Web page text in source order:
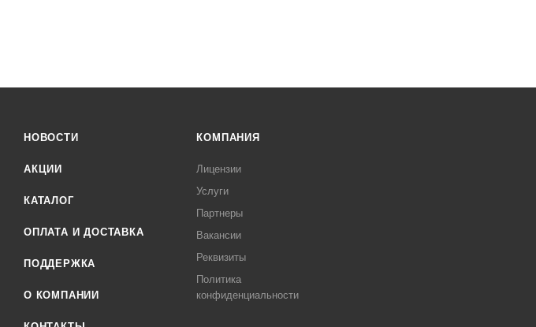
НОВОСТИ
АКЦИИ
КАТАЛОГ
ОПЛАТА И ДОСТАВКА
ПОДДЕРЖКА
О КОМПАНИИ
КОМПАНИЯ
Лицензии
Услуги
Партнеры
Вакансии
Реквизиты
Политика
конфиденциальности